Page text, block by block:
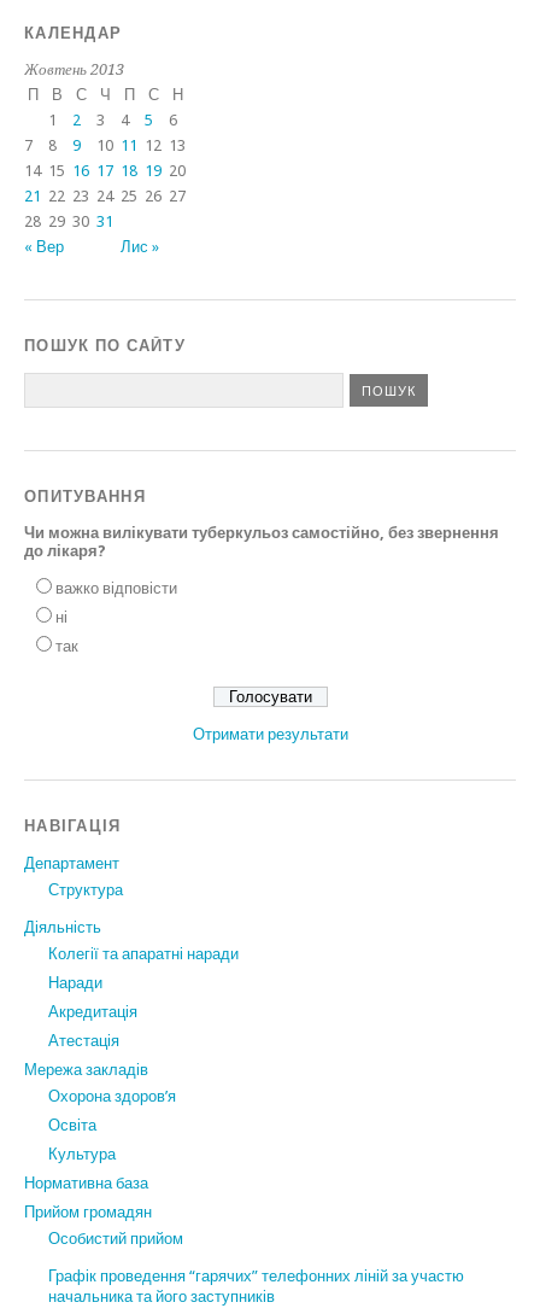
КАЛЕНДАР
Жовтень 2013
П
В С Ч П С Н
« Вер Лис »
1 2 3 4 5
6
7
8 9 10 11 12 13
14 15 16 17 18 19 20
21 22 23 24 25 26 27
28 29 30 31
ПОШУК ПО САЙТУ
ОПИТУВАННЯ
Чи можна вилікувати туберкульоз самостійно, без звернення
до лікаря?
важко відповісти
ні
так
Отримати результати
НАВІГАЦІЯ
Департамент
Структура
Діяльність
Колегії та апаратні наради
Наради
Акредитація
Атестація
Мережа закладів
Охорона здоров’я
Освіта
Культура
Нормативна база
Прийом громадян
Особистий прийом
Графік проведення “гарячих” телефонних ліній за участю
начальника та його заступників